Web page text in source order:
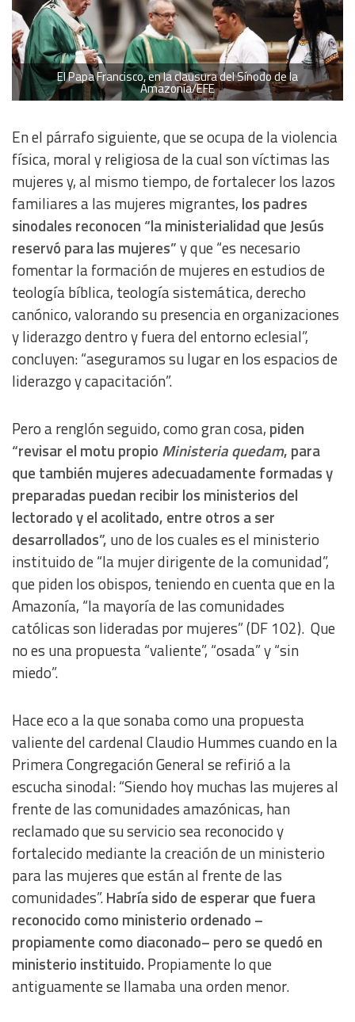
El Papa Francisco, en la clausura del Sínodo de la
Amazonía/EFE
En el párrafo siguiente, que se ocupa de la violencia
física, moral y religiosa de la cual son víctimas las
mujeres y, al mismo tiempo, de fortalecer los lazos
familiares a las mujeres migrantes, los padres
sinodales reconocen “la ministerialidad que Jesús
reservó para las mujeres”y que “es necesario
fomentar la formación de mujeres en estudios de
teología bíblica, teología sistemática, derecho
canónico, valorando su presencia en organizaciones
y liderazgo dentro y fuera del entorno eclesial”,
concluyen: “aseguramos su lugar en los espacios de
liderazgo y capacitación”.
Pero a renglón seguido, como gran cosa, piden
“revisar el motu propio Ministeria quedam, para
que también mujeres adecuadamente formadas y
preparadas puedan recibir los ministerios del
lectorado y el acolitado, entre otros a ser
desarrollados”, uno de los cuales es el ministerio
instituido de “la mujer dirigente de la comunidad”,
que piden los obispos, teniendo en cuenta que en la
Amazonía, “la mayoría de las comunidades
católicas son lideradas por mujeres” (DF 102). Que
no es una propuesta “valiente”, “osada” y “sin
miedo”.
Hace eco a la que sonaba como una propuesta
valiente del cardenal Claudio Hummes cuando en la
Primera Congregación General se refirió a la
escucha sinodal: “Siendo hoy muchas las mujeres al
frente de las comunidades amazónicas, han
reclamado que su servicio sea reconocido y
fortalecido mediante la creación de un ministerio
para las mujeres que están al frente de las
comunidades”.Habría sido de esperar que fuera
reconocido como ministerio ordenado –
propiamente como diaconado– pero se quedó en
ministerio instituido. Propiamente lo que
antiguamente se llamaba una orden menor.